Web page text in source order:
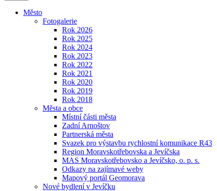
Město
Fotogalerie
Rok 2026
Rok 2025
Rok 2024
Rok 2023
Rok 2022
Rok 2021
Rok 2020
Rok 2019
Rok 2018
Města a obce
Místní části města
Zadní Arnoštov
Partnerská města
Svazek pro výstavbu rychlostní komunikace R43
Region Moravskotřebovska a Jevíčska
MAS Moravskotřebovsko a Jevíčsko, o. p. s.
Odkazy na zajímavé weby
Mapový portál Geomorava
Nové bydlení v Jevíčku